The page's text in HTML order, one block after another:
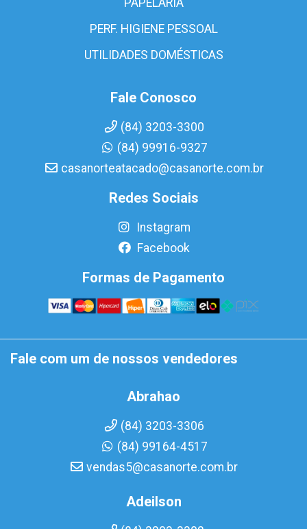
PAPELARIA
PERF. HIGIENE PESSOAL
UTILIDADES DOMÉSTICAS
Fale Conosco
(84) 3203-3300
(84) 99916-9327
casanorteatacado@casanorte.com.br
Redes Sociais
Instagram
Facebook
Formas de Pagamento
Fale com um de nossos vendedores
Abrahao
(84) 3203-3306
(84) 99164-4517
vendas5@casanorte.com.br
Adeilson